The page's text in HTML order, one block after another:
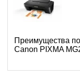
Преимущества
Canon PIXMA